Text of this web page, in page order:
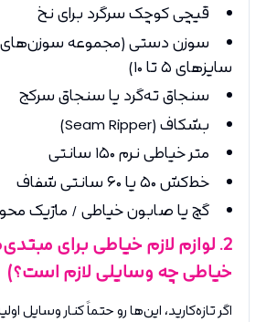
قیچی کوچک سرگرد برای نخ
سوزن دستی (مجموعه سوزن‌های
سایزهای ۵ تا ۱۰)
سنجاق ته‌گرد یا سنجاق سرکج
بشکاف (Seam Ripper)
متر خیاطی نرم ۱۵۰ سانتی
خط‌کش ۵۰ یا ۶۰ سانتی شفاف
گچ یا صابون خیاطی / ماژیک
2. لوازم لازم خیاطی برای
خیاطی چه وسایلی لازم است؟)
اگر تازه‌کارید، این‌ها رو حتماً کنار وسایل